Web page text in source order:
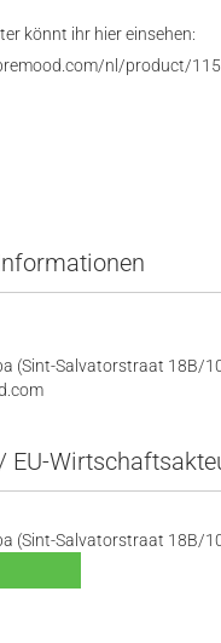
könnt ihr hier einsehen:
nl/product/
(Sint-Salvatorstraat 18B/
EU-
(Sint-Salvatorstraat 18B/